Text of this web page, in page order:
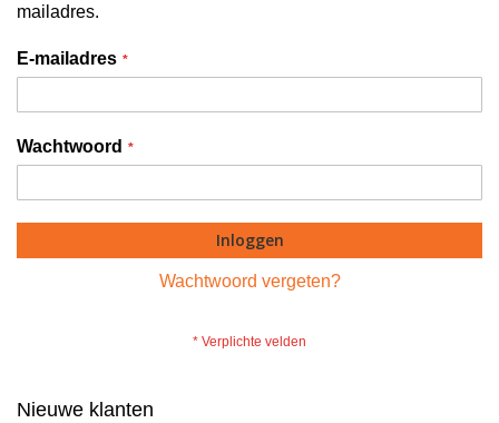
mailadres.
E-mailadres
Wachtwoord
Inloggen
Wachtwoord vergeten?
Nieuwe klanten